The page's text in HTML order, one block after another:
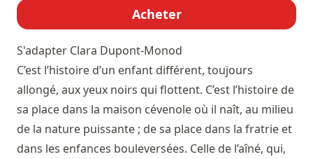
Acheter
S'adapter Clara Dupont-Monod
C’est l’histoire d’un enfant différent, toujours
allongé, aux yeux noirs qui flottent. C’est l’histoire de
sa place dans la maison cévenole où il naît, au milieu
de la nature puissante ; de sa place dans la fratrie et
dans les enfances bouleversées. Celle de l’aîné, qui,